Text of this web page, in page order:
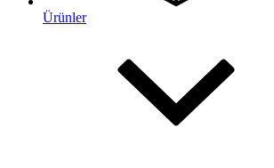
Ürünler